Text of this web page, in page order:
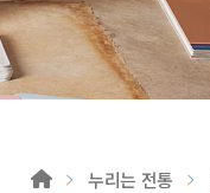
누리는 전통